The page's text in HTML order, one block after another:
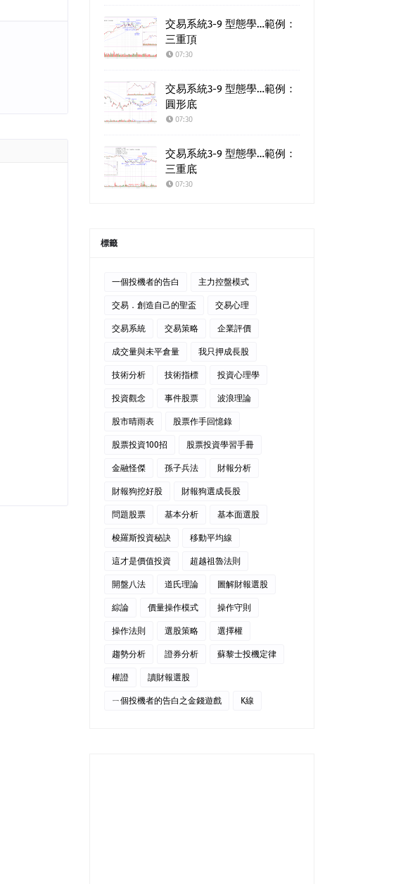
交易系統3-9 型態學…範例：
三重頂
07:30
交易系統3-9 型態學…範例：
圓形底
07:30
交易系統3-9 型態學…範例：
三重底
07:30
標籤
一個投機者的告白 主力控盤模式
交易．創造自己的聖盃 交易心理
交易系統 交易策略 企業評價
成交量與未平倉量 我只押成長股
技術分析 技術指標 投資心理學
投資觀念 事件股票 波浪理論
股市晴雨表 股票作手回憶錄
股票投資100招 股票投資學習手冊
金融怪傑 孫子兵法 財報分析
財報狗挖好股 財報狗選成長股
問題股票 基本分析 基本面選股
梭羅斯投資秘訣 移動平均線
這才是價值投資 超越祖魯法則
開盤八法 道氏理論 圖解財報選股
綜論 價量操作模式 操作守則
操作法則 選股策略 選擇權
趨勢分析 證券分析 蘇黎士投機定律
權證 讀財報選股
ㄧ個投機者的告白之金錢遊戲 K線